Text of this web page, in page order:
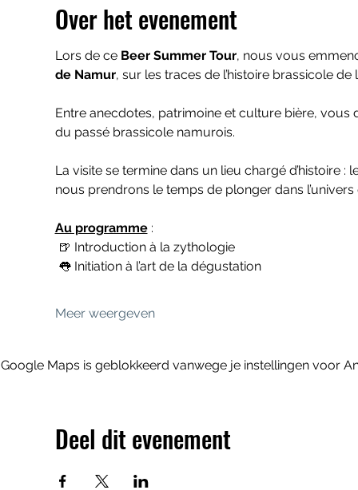
Over het evenement
Lors de ce Beer Summer Tour, nous vous
de Namur, sur les traces de l’histoire brassicole de
Entre anecdotes, patrimoine et culture bière,
du passé brassicole namurois.
La visite se termine dans un lieu chargé d’histoire :
nous prendrons le temps de plonger dans
Au programme :
🍺 Introduction à la zythologie
👅 Initiation à l’art de la dégustation
Meer weergeven
Google Maps is geblokkeerd vanwege je instellingen voor
Deel dit evenement